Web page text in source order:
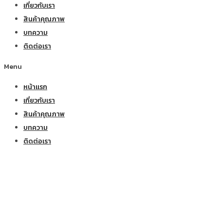
เกี่ยวกับเรา
สินค้าคุณภาพ
บทความ
ติดต่อเรา
Menu
หน้าแรก
เกี่ยวกับเรา
สินค้าคุณภาพ
บทความ
ติดต่อเรา